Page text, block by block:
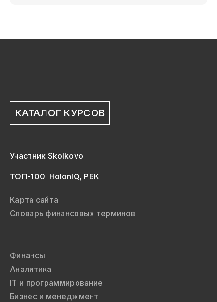
КАТАЛОГ КУРСОВ
Участник Skolkovo
ТОП-100: HolonIQ, РБК
Карта сайта
Словарь финансовых терминов
Финансы
Аналитика
IT и программирование
Бизнес и менеджмент